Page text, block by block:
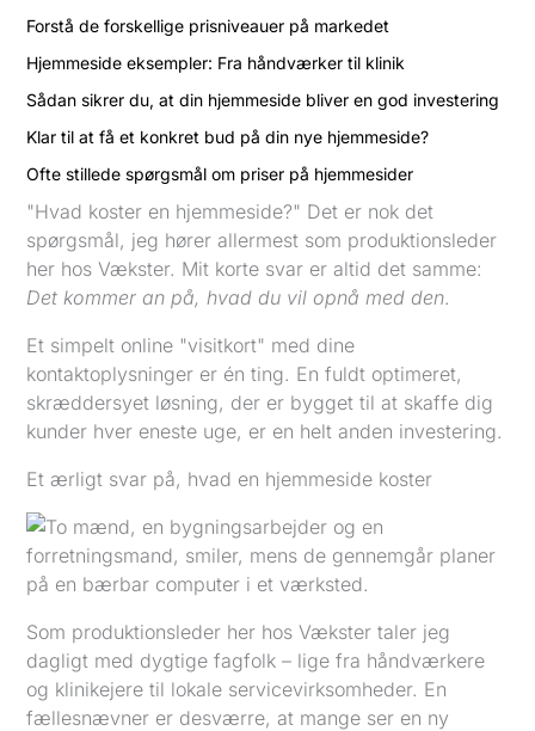
Forstå de forskellige prisniveauer på markedet
Hjemmeside eksempler: Fra håndværker til klinik
Sådan sikrer du, at din hjemmeside bliver en god investering
Klar til at få et konkret bud på din nye hjemmeside?
Ofte stillede spørgsmål om priser på hjemmesider
"Hvad koster en hjemmeside?" Det er nok det
spørgsmål, jeg hører allermest som produktionsleder
her hos Vækster. Mit korte svar er altid det samme:
Det kommer an på, hvad du vil opnå med den.
Et simpelt online "visitkort" med dine
kontaktoplysninger er én ting. En fuldt optimeret,
skræddersyet løsning, der er bygget til at skaffe dig
kunder hver eneste uge, er en helt anden investering.
Et ærligt svar på, hvad en hjemmeside koster
Som produktionsleder her hos Vækster taler jeg
dagligt med dygtige fagfolk – lige fra håndværkere
og klinikejere til lokale servicevirksomheder. En
fællesnævner er desværre, at mange ser en ny